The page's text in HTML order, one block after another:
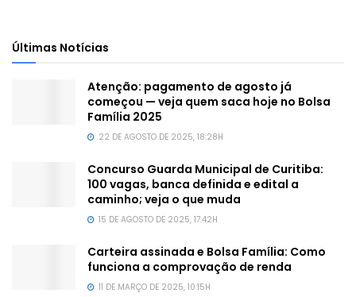
Últimas Notícias
Atenção: pagamento de agosto já
começou — veja quem saca hoje no Bolsa
Família 2025
22 DE AGOSTO DE 2025, 18:28H
Concurso Guarda Municipal de Curitiba:
100 vagas, banca definida e edital a
caminho; veja o que muda
15 DE AGOSTO DE 2025, 17:42H
Carteira assinada e Bolsa Família: Como
funciona a comprovação de renda
11 DE MARÇO DE 2025, 10:15H